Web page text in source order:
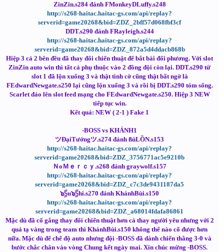
ZinZin.s284 đánh FMonkeyDLuffy.s248
http://s268-haitac.haitac-gs.com/api/replay?
serverid=game20268&bid=ZDZ_2bff57d068fbf3cf
DDT.s290 đánh FRayleigh.s244
http://s268-haitac.haitac-gs.com/api/replay?
serverid=game20268&bid=ZDZ_872a5d4ddacb868b
Hiệp 3 cả 2 bên đều đã thay đổi chiến thuật để bắt bài đối phương. Với slot
ZinZin auto win thì tất cả phụ thuộc vào 2 đồng đội còn lại. DDT.s290 từ
slot 1 đã lộn xuống 3 và thật tình cờ cũng thật bất ngờ là
FEdwardNewgate.s250 lại cũng lộn xuống 3 và rồi bị DDT.s290 tóm sống.
Scarlet đảo lên slot feed mạng cho FEdwardNewgate.s250. Hiệp 3 NEW
tiếp tục win.
Kết quả: NEW ( 2-1 ) Fake 1
-BOSS vs KHÁNH1
ツĐạiTướngツ.s274 đánh ßúLỒN.s153
http://s268-haitac.haitac-gs.com/api/replay?
serverid=game20268&bid=ZDZ_3756771ac5e9210b
ＮᴏＭｅｒｃｙ.s268 đánh graywolf.s157
http://s268-haitac.haitac-gs.com/api/replay?
serverid=game20268&bid=ZDZ_c7c3de9431187da5
๖ۣۜSu๖ۣۜShi.s270 đánh KhánhBùi.s150
http://s268-haitac.haitac-gs.com/api/replay?
serverid=game20268&bid=ZDZ_a68014fdafa86861
Mặc dù đã cố gắng thay đổi chiến thuật hơn cả thay người yêu nhưng với 2
quả tạ vàng trong team thì KhánhBùi.s150 không thể nào cố được hơn
nữa. Mặc dù để chế độ auto nhưng đội -BOSS đã dành chiến thằng 3-0 và
bước chắc chân vào vòng Chung kết ngày mai. Xin chúc mừng -BOSS.